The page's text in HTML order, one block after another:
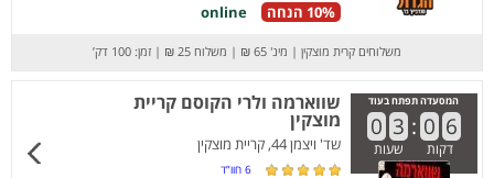
10% הנחה online
משלוחים קרית מוצקין | מינ' 65 ₪ | משלוח 25 ₪ | זמן: 100 דק’
המסעדה תפתח בעוד
0 3 : 0 6
דקות שעות
שווארמה ולרי הקוסם קריית
מוצקין
שד' ויצמן 44, קריית מוצקין
6 חוו”ד